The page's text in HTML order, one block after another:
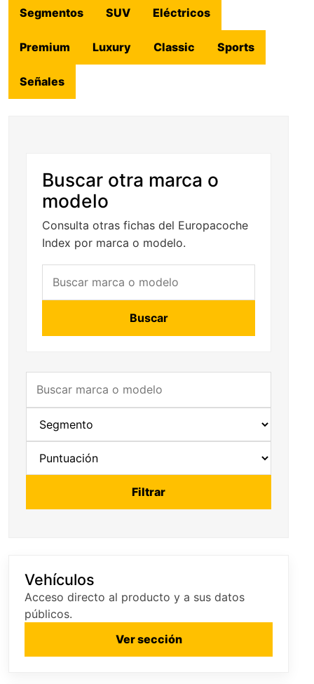
Segmentos SUV Eléctricos
Premium Luxury Classic Sports
Señales
Buscar otra marca o
modelo
Consulta otras fichas del Europacoche
Index por marca o modelo.
Buscar
Filtrar
Vehículos
Acceso directo al producto y a sus datos
públicos.
Ver sección